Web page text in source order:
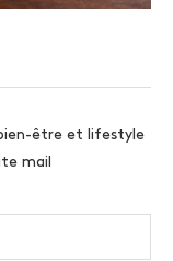
être et lifestyle
mail